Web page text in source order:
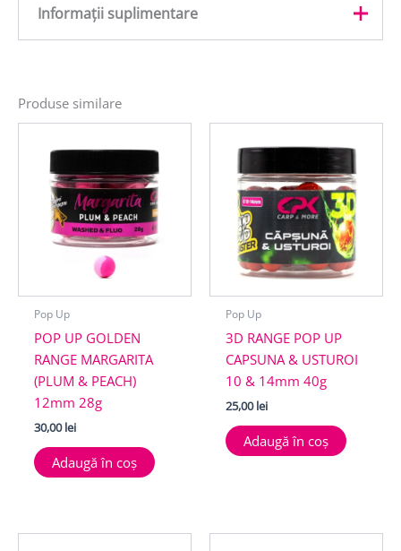
Informații suplimentare
Produse similare
Pop Up
POP UP GOLDEN
RANGE MARGARITA
(PLUM & PEACH)
12mm 28g
30,00lei
Adaugă în coș
Pop Up
3D RANGE POP UP
CAPSUNA & USTUROI
10 & 14mm 40g
25,00lei
Adaugă în coș